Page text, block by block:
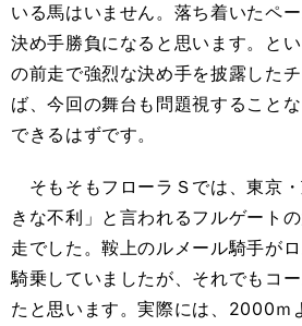
いる馬はいません。落ち着いたペ
決め手勝負になると思います。と
の前走で強烈な決め手を披露した
ば、今回の舞台も問題視すること
できるはずです。
そもそもフローラＳでは、東京
きな不利」と言われるフルゲート
走でした。鞍上のルメール騎手が
騎乗していましたが、それでもコ
たと思います。実際には、2000ｍ